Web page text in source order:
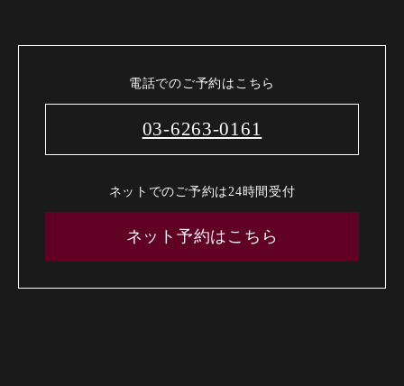
電話でのご予約はこちら
03-6263-0161
ネットでのご予約は24時間受付
ネット予約はこちら